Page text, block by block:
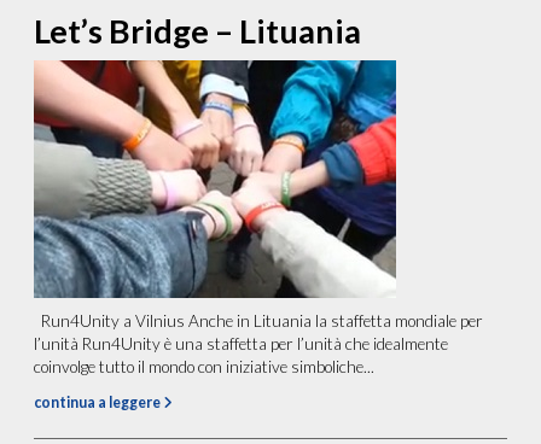
Let’s Bridge – Lituania
Run4Unity a Vilnius Anche in Lituania la staffetta mondiale per
l’unità Run4Unity è una staffetta per l’unità che idealmente
coinvolge tutto il mondo con iniziative simboliche...
continua a leggere